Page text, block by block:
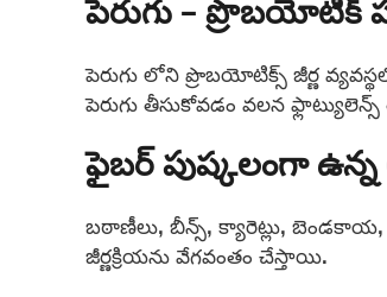
పెరుగు – ప్రొబయోటిక్
పెరుగు లోని ప్రొబయోటిక్స్ జీర్ణ
పెరుగు తీసుకోవడం వలన ఫ్లాట్యులెన్స్
ఫైబర్ పుష్కలంగా
బఠాణీలు, బీన్స్, క్యారెట్లు,
జీర్ణక్రియను వేగవంతం చేస్తాయి.